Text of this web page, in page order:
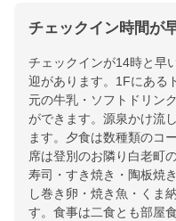
チェックイン時間が
チェックインが14時と早
迎があります。1Fにある
元の牛乳・ソフトドリン
ができます。源泉かけ流
ます。夕食は数種類のコ
席は登別のお隣り白老町
寿司・すき焼き・陶板焼
し巻き卵・焼き魚・くま
す。食事は二食とも部屋食